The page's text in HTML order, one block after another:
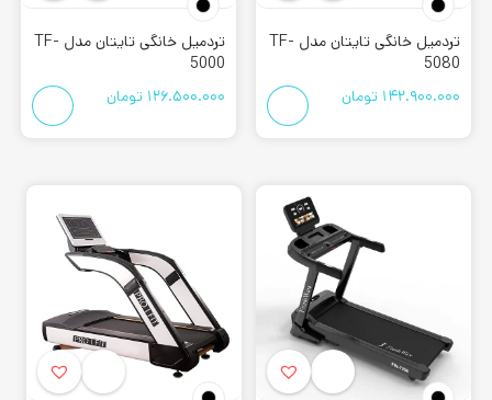
تردمیل خانگی تایتان مدل TF-
5080
142.900.000 تومان
تردمیل خانگی تایتان مدل TF-
5000
126.500.000 تومان